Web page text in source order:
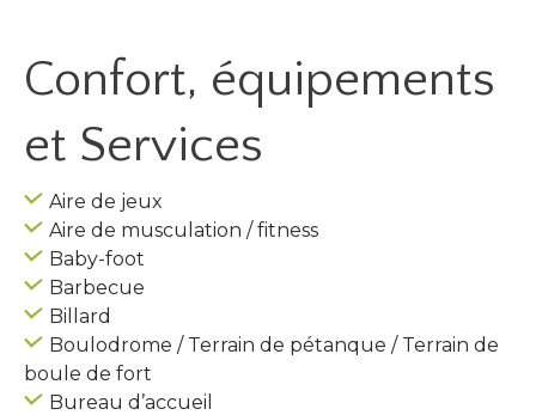
Confort, équipements
et Services
Aire de jeux
Aire de musculation / fitness
Baby-foot
Barbecue
Billard
Boulodrome / Terrain de pétanque / Terrain de
boule de fort
Bureau d’accueil